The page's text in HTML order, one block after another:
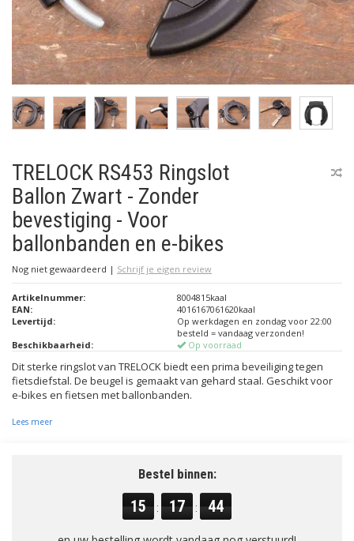
TRELOCK RS453 Ringslot
Ballon Zwart - Zonder
bevestiging - Voor
ballonbanden en e-bikes
Nog niet gewaardeerd | Schrijf je eigen review
Artikelnummer:
8004815kaal
EAN:
4016167061620kaal
Levertijd:
Op werkdagen en zondag voor 22:00
besteld = vandaag verzonden!
Beschikbaarheid:
Op voorraad
Dit sterke ringslot van TRELOCK biedt een prima beveiliging tegen
fietsdiefstal. De beugel is gemaakt van gehard staal. Geschikt voor
e-bikes en fietsen met ballonbanden.
Lees meer
Bestel binnen:
15 : 17 : 44